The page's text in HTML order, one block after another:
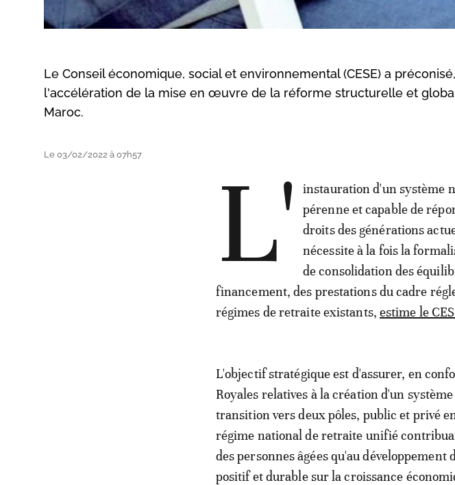
Le Conseil économique, social et environnemental (CESE) a
l'accélération de la mise en œuvre de la réforme structurelle et
Maroc.
Le 03/02/2022 à 07h57 L'
instauration d'un système
pérenne et capable de
droits des générations
nécessite à la fois la
de consolidation des
financement, des prestations du cadre
régimes de retraite existants, estime le
L'objectif stratégique est d'assurer, en
Royales relatives à la création d'un
transition vers deux pôles, public et privé
régime national de retraite unifié
des personnes âgées qu'au
positif et durable sur la croissance